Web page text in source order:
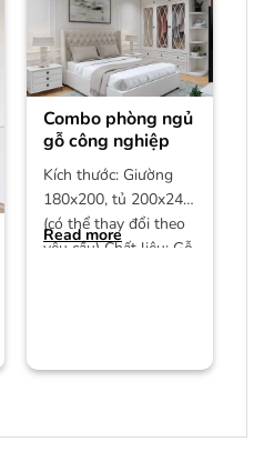
Combo phòng ngủ
gỗ công nghiệp
Kích thước: Giường
180x200, tủ 200x240
(có thể thay đổi theo
yêu cầu) Chất liệu: Gỗ
Read more